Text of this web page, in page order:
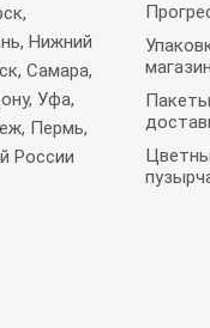
Нижний
Самара,
Уфа,
Пермь,
России